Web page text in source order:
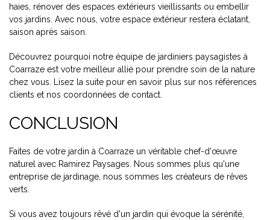
haies, rénover des espaces extérieurs vieillissants ou embellir
vos jardins. Avec nous, votre espace extérieur restera éclatant,
saison après saison.
Découvrez pourquoi notre équipe de jardiniers paysagistes à
Coarraze est votre meilleur allié pour prendre soin de la nature
chez vous. Lisez la suite pour en savoir plus sur nos références
clients et nos coordonnées de contact.
CONCLUSION
Faites de votre jardin à Coarraze un véritable chef-d'œuvre
naturel avec Ramirez Paysages. Nous sommes plus qu'une
entreprise de jardinage, nous sommes les créateurs de rêves
verts.
Si vous avez toujours rêvé d'un jardin qui évoque la sérénité,